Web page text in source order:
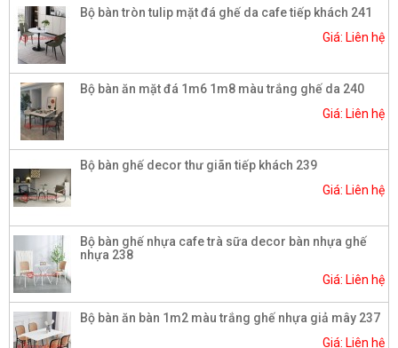
Bộ bàn tròn tulip mặt đá ghế da cafe tiếp khách 241
Giá: Liên hệ
Bộ bàn ăn mặt đá 1m6 1m8 màu trắng ghế da 240
Giá: Liên hệ
Bộ bàn ghế decor thư giãn tiếp khách 239
Giá: Liên hệ
Bộ bàn ghế nhựa cafe trà sữa decor bàn nhựa ghế
nhựa 238
Giá: Liên hệ
Bộ bàn ăn bàn 1m2 màu trắng ghế nhựa giả mây 237
Giá: Liên hệ